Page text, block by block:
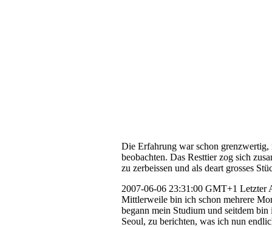
Die Erfahrung war schon
beobachten. Das Resttier zog sich
zu zerbeissen und als deart grosses
2007-06-06 23:31:00 GMT+1 Letzter
Mittlerweile bin ich schon mehrere
begann mein Studium und seitdem
Seoul, zu berichten, was ich nun